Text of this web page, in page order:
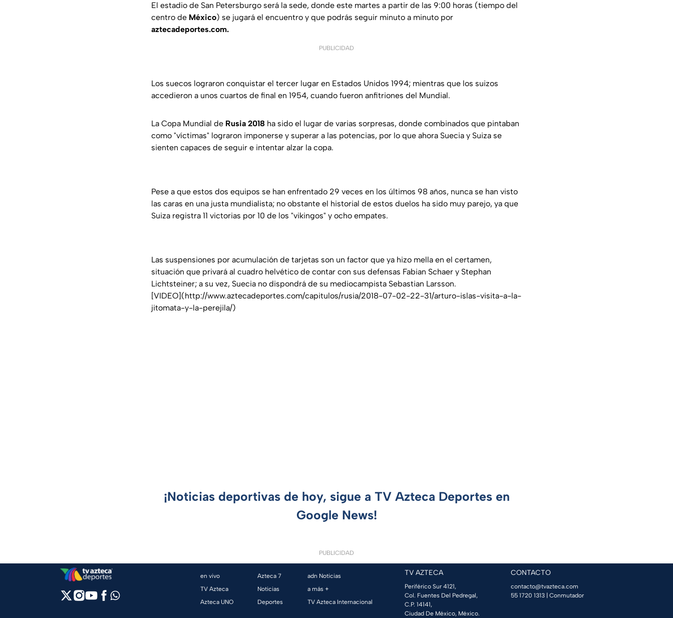
El estadio de San Petersburgo será la sede, donde este martes a partir de las 9:00 horas (tiempo del
centro de México) se jugará el encuentro y que podrás seguir minuto a minuto por
aztecadeportes.com.
PUBLICIDAD
Los suecos lograron conquistar el tercer lugar en Estados Unidos 1994; mientras que los suizos
accedieron a unos cuartos de final en 1954, cuando fueron anfitriones del Mundial.
La Copa Mundial de Rusia 2018 ha sido el lugar de varias sorpresas, donde combinados que pintaban
como "víctimas" lograron imponerse y superar a las potencias, por lo que ahora Suecia y Suiza se
sienten capaces de seguir e intentar alzar la copa.
Pese a que estos dos equipos se han enfrentado 29 veces en los últimos 98 años, nunca se han visto
las caras en una justa mundialista; no obstante el historial de estos duelos ha sido muy parejo, ya que
Suiza registra 11 victorias por 10 de los "vikingos" y ocho empates.
Las suspensiones por acumulación de tarjetas son un factor que ya hizo mella en el certamen,
situación que privará al cuadro helvético de contar con sus defensas Fabian Schaer y Stephan
Lichtsteiner; a su vez, Suecia no dispondrá de su mediocampista Sebastian Larsson.
[VIDEO](http://www.aztecadeportes.com/capitulos/rusia/2018-07-02-22-31/arturo-islas-visita-a-la-
jitomata-y-la-perejila/)
¡Noticias deportivas de hoy, sigue a TV Azteca Deportes en
Google News!
PUBLICIDAD
en vivo
TV Azteca
Azteca UNO
Azteca 7
Noticias
Deportes
adn Noticias
a más +
TV Azteca Internacional
TV AZTECA
Periférico Sur 4121,
Col. Fuentes Del Pedregal,
C.P. 14141,
Ciudad De México, México.
CONTACTO
contacto@tvazteca.com
55 1720 1313 | Conmutador